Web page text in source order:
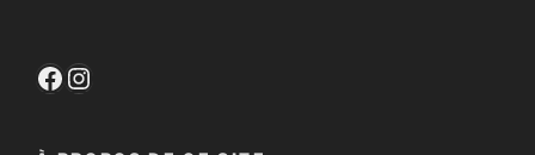
Facebook
Instagram